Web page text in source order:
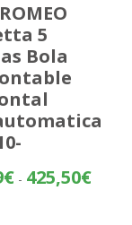
5
Bola
€ - 425,50€Rango